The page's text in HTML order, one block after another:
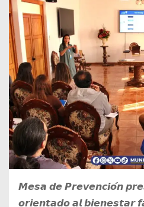
𝙈𝙚𝙨𝙖 𝙙𝙚 𝙋𝙧𝙚𝙫𝙚𝙣𝙘𝙞𝙤́𝙣
𝙤𝙧𝙞𝙚𝙣𝙩𝙖𝙙𝙤 𝙖𝙡 𝙗𝙞𝙚𝙣𝙚𝙨𝙩𝙖𝙧